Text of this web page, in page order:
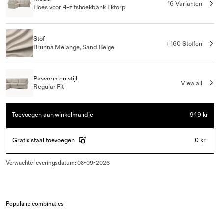
Hoes voor 4-zitshoekbank Ektorp
16 Varianten
Stof
Brunna Melange, Sand Beige
+ 160 Stoffen
Pasvorm en stijl
Regular Fit
View all
Toevoegen aan winkelmandje 949 kr
Gratis staal toevoegen 0 kr
Verwachte leveringsdatum: 08-09-2026
Populaire combinaties